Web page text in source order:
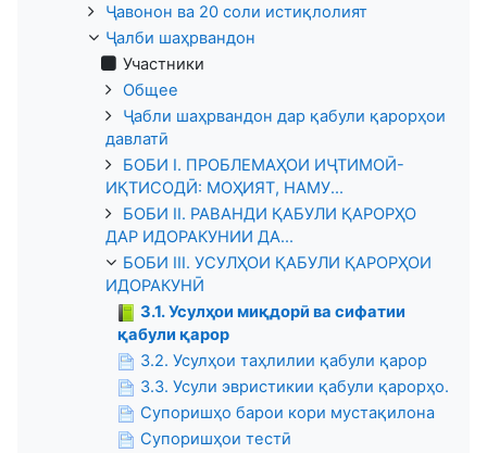
Ҷавонон ва 20 соли истиқлолият
Ҷалби шаҳрвандон
Участники
Общее
Ҷабли шаҳрвандон дар қабули қарорҳои
давлатӣ
БОБИ I. ПРОБЛЕМАҲОИ ИҶТИМОӢ-
ИҚТИСОДӢ: МОҲИЯТ, НАМУ...
БОБИ II. РАВАНДИ ҚАБУЛИ ҚАРОРҲО
ДАР ИДОРАКУНИИ ДА...
БОБИ III. УСУЛҲОИ ҚАБУЛИ ҚАРОРҲОИ
ИДОРАКУНӢ
3.1. Усулҳои миқдорӣ ва сифатии
қабули қарор
3.2. Усулҳои таҳлилии қабули қарор
3.3. Усули эвристикии қабули қарорҳо.
Супоришҳо барои кори мустақилона
Супоришҳои тестӣ